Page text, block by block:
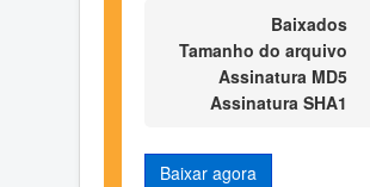
Baixados
Tamanho do arquivo
Assinatura MD5
Assinatura SHA1
Baixar agora